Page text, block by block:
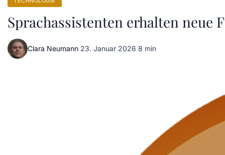
Sprachassistenten erhalten neue
Clara Neumann·23. Januar 2026·8 min